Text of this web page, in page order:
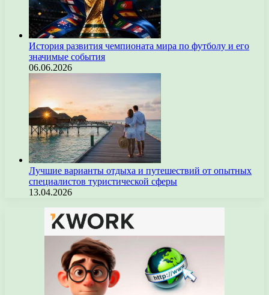
История развития чемпионата мира по футболу и его
значимые события
06.06.2026
Лучшие варианты отдыха и путешествий от опытных
специалистов туристической сферы
13.04.2026